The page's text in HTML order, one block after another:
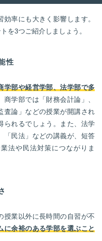
率にも大きく影響します。
を3つご紹介しましょう。
性
学部や経営学部、法学部で多
商学部では「財務会計論」、
査論」などの授業が開講され
られるでしょう。また、法学
「民法」などの講義が、短答
法や民法対策につながりま
授業以外に長時間の自習が不
に余裕のある学部を選ぶこと